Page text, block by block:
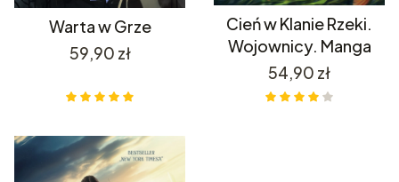
Warta w Grze
Cena
59,90 zł
Cień w Klanie Rzeki.
Wojownicy. Manga
Cena
54,90 zł